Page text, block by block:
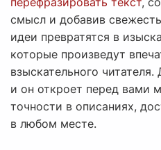
смысл и добавив
идеи превратятся в
которые произведут
взыскательного
и он откроет перед вами
точности в описаниях,
в любом месте.